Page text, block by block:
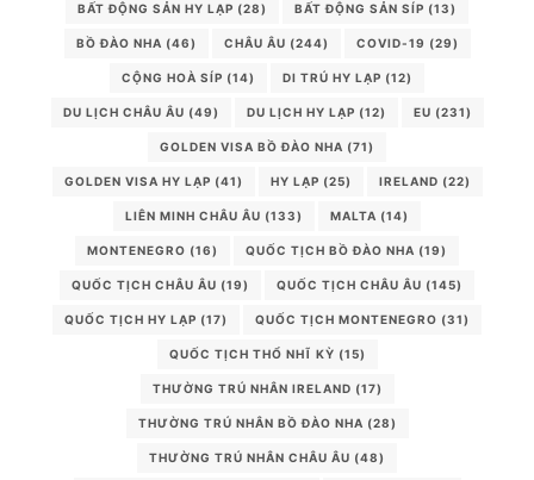
BẤT ĐỘNG SẢN HY LẠP (28) BẤT ĐỘNG SẢN SÍP (13)
BỒ ĐÀO NHA (46) CHÂU ÂU (244) COVID-19 (29)
CỘNG HOÀ SÍP (14) DI TRÚ HY LẠP (12)
DU LỊCH CHÂU ÂU (49) DU LỊCH HY LẠP (12) EU (231)
GOLDEN VISA BỒ ĐÀO NHA (71)
GOLDEN VISA HY LẠP (41) HY LẠP (25) IRELAND (22)
LIÊN MINH CHÂU ÂU (133) MALTA (14)
MONTENEGRO (16) QUỐC TỊCH BỒ ĐÀO NHA (19)
QUỐC TỊCH CHÂU ÂU (19) QUỐC TỊCH CHÂU ÂU (145)
QUỐC TỊCH HY LẠP (17) QUỐC TỊCH MONTENEGRO (31)
QUỐC TỊCH THỔ NHĨ KỲ (15)
THƯỜNG TRÚ NHÂN IRELAND (17)
THƯỜNG TRÚ NHÂN BỒ ĐÀO NHA (28)
THƯỜNG TRÚ NHÂN CHÂU ÂU (48)